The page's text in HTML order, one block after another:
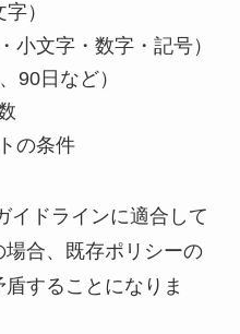
）
小文字・数字・記号）
90日など）
の条件
イドラインに適合して
合、既存ポリシーの
することになりま